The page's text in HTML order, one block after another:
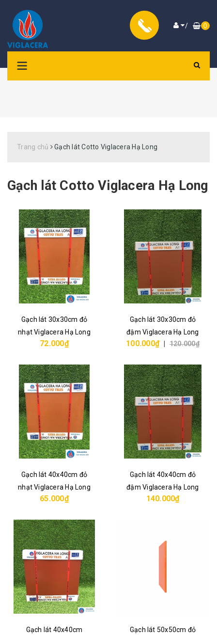
/ 0
Trang chủ Gạch lát Cotto Viglacera Hạ Long
Gạch lát Cotto Viglacera Hạ Long
Gạch lát 30x30cm đỏ
nhạt Viglacera Hạ Long
72.000₫
Gạch lát 30x30cm đỏ
đậm Viglacera Hạ Long
100.000₫ 120.000₫
Gạch lát 40x40cm đỏ
nhạt Viglacera Hạ Long
65.000₫
Gạch lát 40x40cm đỏ
đậm Viglacera Hạ Long
140.000₫
Gạch lát 40x40cm
Gạch lát 50x50cm đỏ